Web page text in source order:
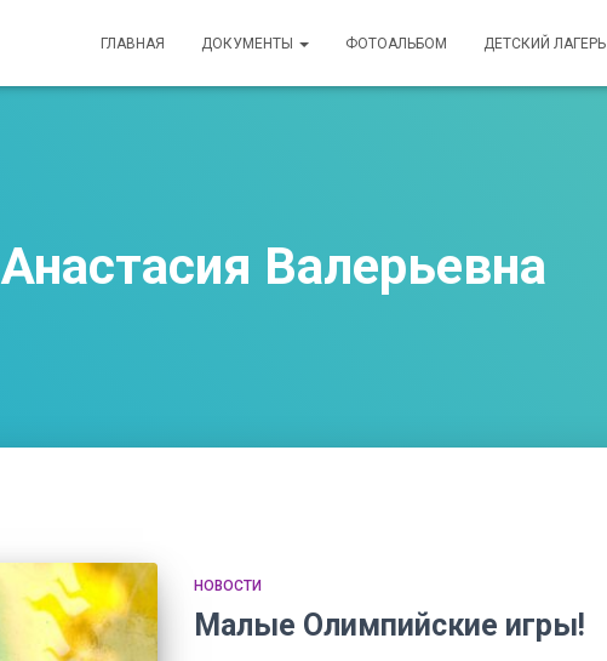
ГЛАВНАЯ ДОКУМЕНТЫ ФОТОАЛЬБОМ ДЕТСКИЙ ЛАГЕРЬ
Анастасия Валерьевна
НОВОСТИ
Малые Олимпийские игры!